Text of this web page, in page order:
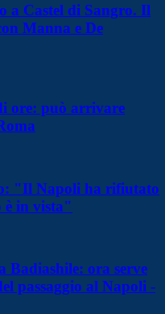
a Castel di Sangro. Il
Manna e De
ore: può arrivare
"Il Napoli ha rifiutato
è in vista"
Badiashile: ora serve
passaggio al Napoli -